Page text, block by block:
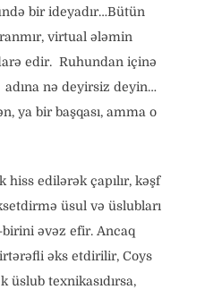
bir ideyadır…Bütün
virtual ələmin
edir. Ruhundan içinə
nə deyirsiz deyin…
ya bir başqası, amma o
edilərək çapılır, kəşf
üsul və üslubları
əvəz efir. Ancaq
əks etdirilir, Coys
üslub texnikasıdırsa,